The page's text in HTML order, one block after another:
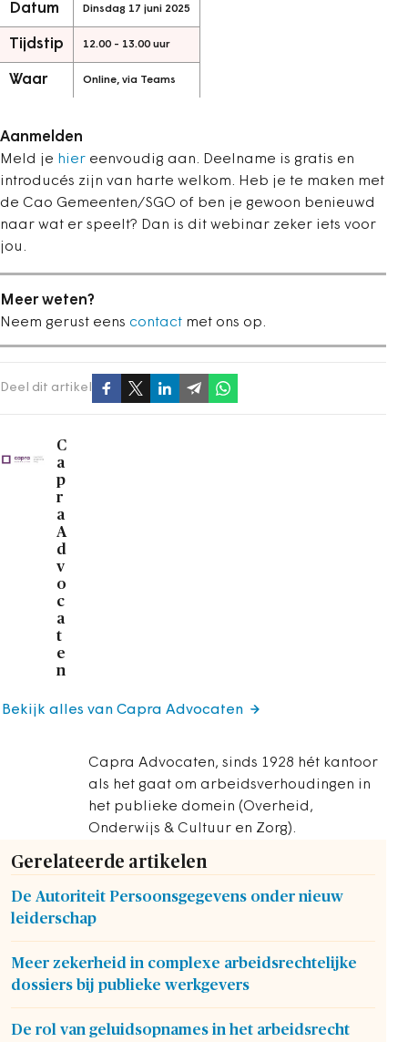
Datum Dinsdag 17 juni 2025
Tijdstip 12.00 - 13.00 uur
Waar Online, via Teams
Aanmelden
Meld je hier eenvoudig aan. Deelname is gratis en
introducés zijn van harte welkom. Heb je te maken met
de Cao Gemeenten/SGO of ben je gewoon benieuwd
naar wat er speelt? Dan is dit webinar zeker iets voor
jou.
Meer weten?
Neem gerust eens contact met ons op.
Deel dit artikel
C
a
p
r
a
A
d
v
o
c
a
t
e
n
Capra Advocaten, sinds 1928 hét kantoor
als het gaat om arbeidsverhoudingen in
het publieke domein (Overheid,
Onderwijs & Cultuur en Zorg).
Bekijk alles van Capra Advocaten
Gerelateerde artikelen
De Autoriteit Persoonsgegevens onder nieuw
leiderschap
Meer zekerheid in complexe arbeidsrechtelijke
dossiers bij publieke werkgevers
De rol van geluidsopnames in het arbeidsrecht